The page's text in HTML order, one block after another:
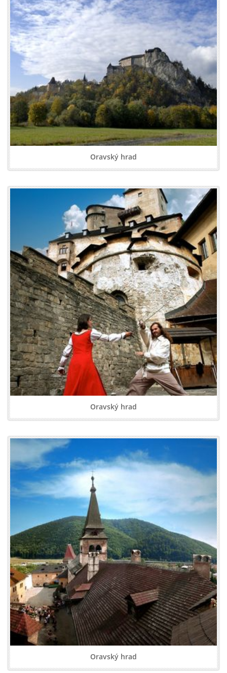
Oravský hrad
Oravský hrad
Oravský hrad